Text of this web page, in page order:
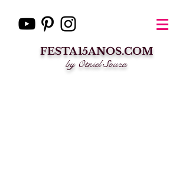
FESTA15ANOS.COM
by Otniel Souza